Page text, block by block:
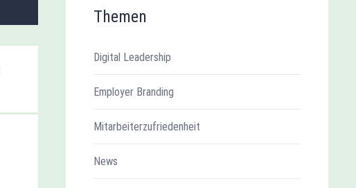
Themen
Digital Leadership
Employer Branding
Mitarbeiterzufriedenheit
News